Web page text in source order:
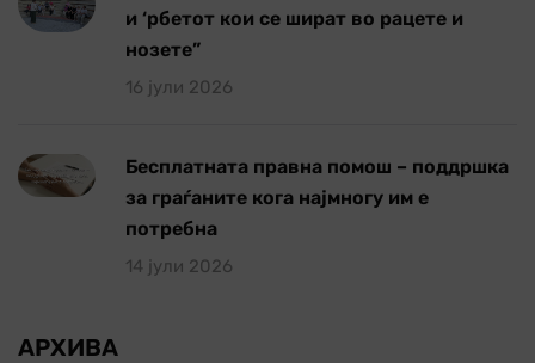
и ‘рбетот кои се шират во рацете и
нозете”
16 јули 2026
Бесплатната правна помош – поддршка
за граѓаните кога најмногу им е
потребна
14 јули 2026
АРХИВА